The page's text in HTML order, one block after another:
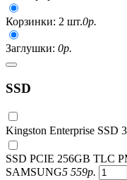
Корзинки: 2 шт.0р.
Заглушки: 0р.
SSD
Kingston Enterprise SSD
SSD PCIE 256GB TLC
SAMSUNG5 559р.